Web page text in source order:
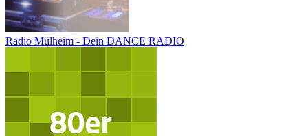
Radio Mülheim - Dein DANCE RADIO